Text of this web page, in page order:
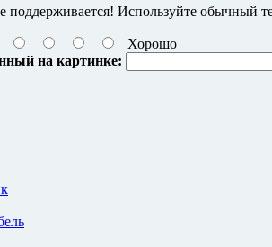
поддерживается! Используйте обычный
Хорошо
на картинке: